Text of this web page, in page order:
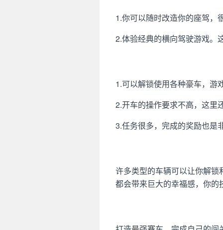
1.你可以随时改造你的座驾，
2.体验经典的横向驾驶游戏。
1.可以解锁使用各种豪车，游
2.开车的操作要求不高，这里
3.任务很多，完成的奖励也是
许多类型的车辆可以让你解
都会带来巨大的幸福感，你